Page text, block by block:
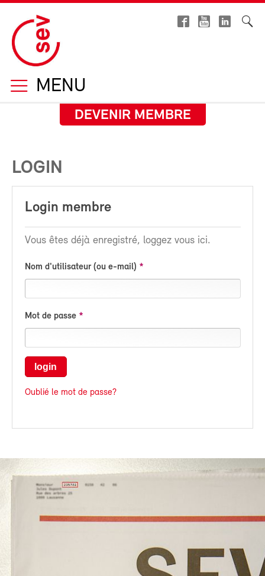
MENU
DEVENIR MEMBRE
LOGIN
Login membre
Vous êtes déjà enregistré, loggez vous ici.
Nom d'utilisateur (ou e-mail)
Mot de passe
login
Oublié le mot de passe?